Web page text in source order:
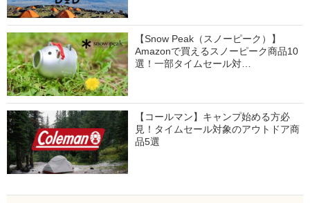
【Snow Peak（スノーピーク）】
Amazonで買えるスノーピーク商品10
選！一部タイムセール対…
【コールマン】キャンプ始める方必
見！タイムセール対象のアウトドア商
品5選